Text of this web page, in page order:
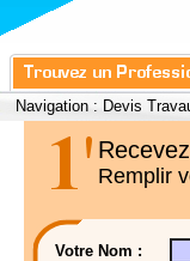
Navigation : Devis
Remplir
Votre Nom :